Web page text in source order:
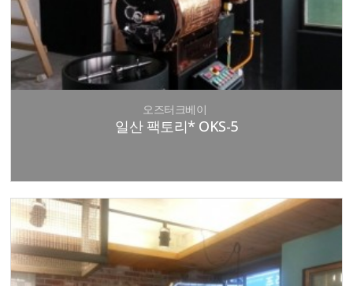
오즈터크베이
일산 팩토리* OKS-5